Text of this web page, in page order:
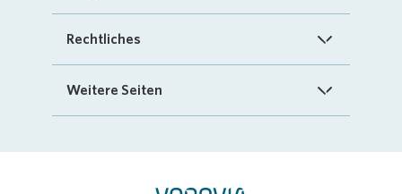
Investoren
FAQ
„Mein Vonovia“ App
Mein Zuhause
Rechtliches
Impressum
Weitere Seiten